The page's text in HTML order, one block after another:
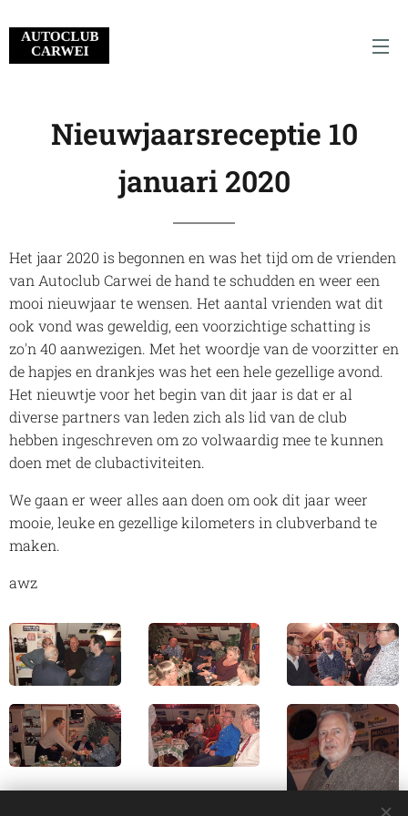
Nieuwjaarsreceptie 10
januari 2020
Het jaar 2020 is begonnen en was het tijd om de vrienden
van Autoclub Carwei de hand te schudden en weer een
mooi nieuwjaar te wensen. Het aantal vrienden wat dit
ook vond was geweldig, een voorzichtige schatting is
zo'n 40 aanwezigen. Met het woordje van de voorzitter en
de hapjes en drankjes was het een hele gezellige avond.
Het nieuwtje voor het begin van dit jaar is dat er al
diverse partners van leden zich als lid van de club
hebben ingeschreven om zo volwaardig mee te kunnen
doen met de clubactiviteiten.
We gaan er weer alles aan doen om ook dit jaar weer
mooie, leuke en gezellige kilometers in clubverband te
maken.
awz